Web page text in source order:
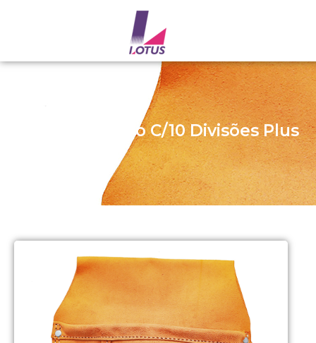
Bolsa De Couro C/10 Divisões Plus